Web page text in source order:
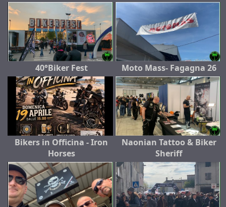
40°Biker Fest Moto Mass- Fagagna 26
Bikers in Officina - Iron
Horses
Naonian Tattoo & Biker
Sheriff